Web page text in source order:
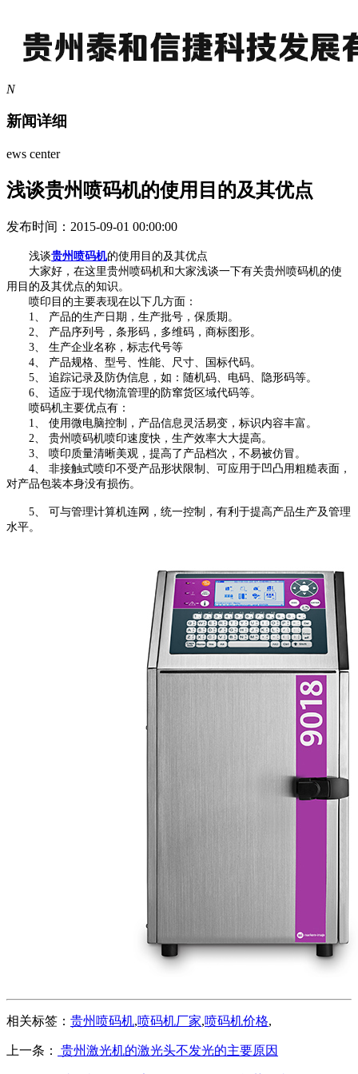
N
新闻详细
ews center
浅谈贵州喷码机的使用目的及其优点
发布时间：2015-09-01 00:00:00
浅谈贵州喷码机的使用目的及其优点
大家好，在这里贵州喷码机和大家浅谈一下有关贵州喷码机的使
用目的及其优点的知识。
喷印目的主要表现在以下几方面：
1、 产品的生产日期，生产批号，保质期。
2、 产品序列号，条形码，多维码，商标图形。
3、 生产企业名称，标志代号等
4、 产品规格、型号、性能、尺寸、国标代码。
5、 追踪记录及防伪信息，如：随机码、电码、隐形码等。
6、 适应于现代物流管理的防窜货区域代码等。
喷码机主要优点有：
1、 使用微电脑控制，产品信息灵活易变，标识内容丰富。
2、 贵州喷码机喷印速度快，生产效率大大提高。
3、 喷印质量清晰美观，提高了产品档次，不易被仿冒。
4、 非接触式喷印不受产品形状限制、可应用于凹凸用粗糙表面，
对产品包装本身没有损伤。
5、 可与管理计算机连网，统一控制，有利于提高产品生产及管理
水平。
相关标签： 贵州喷码机,喷码机厂家,喷码机价格,
上一条： 贵州激光机的激光头不发光的主要原因